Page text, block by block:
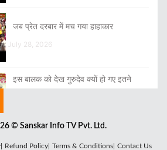
जब प्रेत दरबार में मच गया हाहाकार
July 28, 2026
इस बालक को देख गुरुदेव क्यों हो गए इतने
© Sanskar Info TV Pvt. Ltd.
Refund Policy| Terms & Conditions| Contact Us